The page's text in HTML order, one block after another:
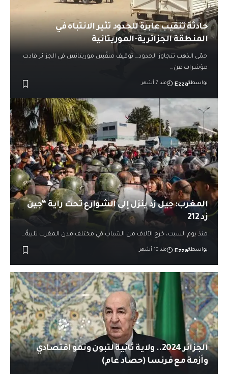
حادثة تنقيب عابرة للحدود تثير الانتباه في
المنطقة الجزائرية-الموريتانية
حمّى الذهب تتجاوز الحدود… توقيف منقّبين موريتانيين في الجزائر قادت
مؤشرات عن…
بواسطةEzza منذ 7 أشهر
المغرب: جيل زد ينزل إلى الشوارع تحت راية “جين
زد 212
منذ يوم السبت، خرج الآلاف من الشباب في مختلف مدن المغرب تلبيةً…
بواسطةEzza منذ 10 أشهر
الجزائر 2024.. ولاية ثانية لتبون ونمو اقتصادي
وأزمة مع فرنسا (حصاد عام)